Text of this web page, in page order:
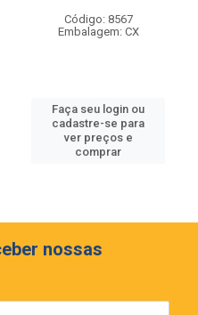
Código: 8567
Embalagem: CX
Faça seu login ou
cadastre-se para
ver preços e
comprar
nossas